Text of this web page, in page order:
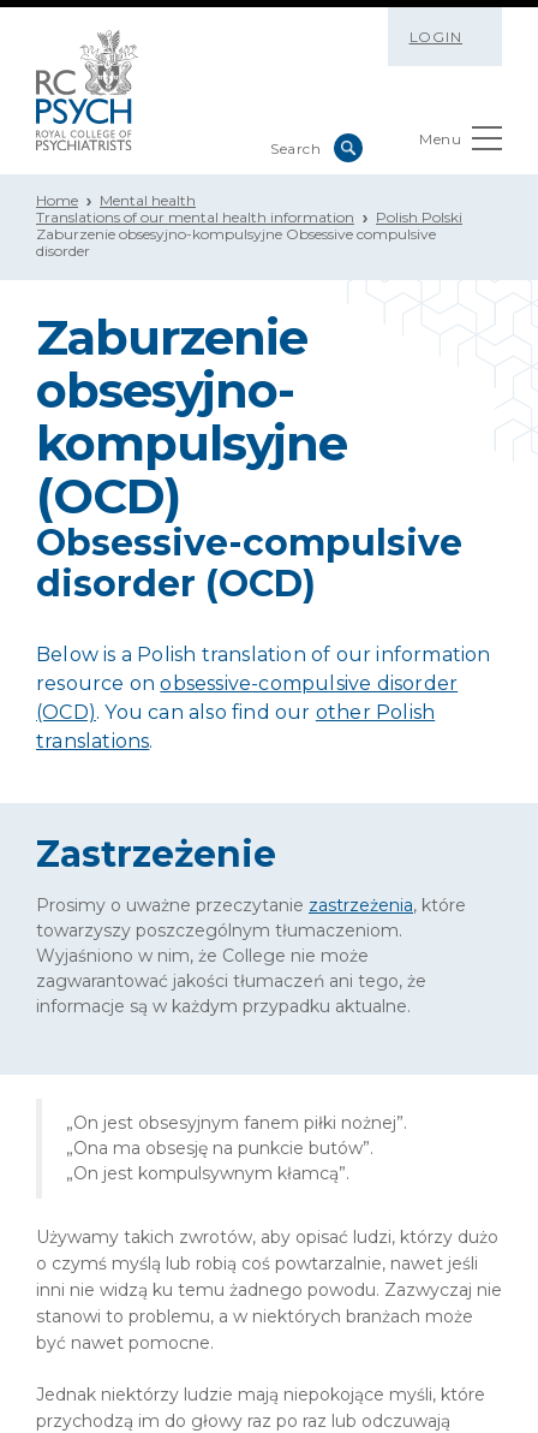
LOGIN
Menu
Home
Mental health
Translations of our mental health information
Polish Polski
Zaburzenie obsesyjno-kompulsyjne Obsessive compulsive
disorder
Zaburzenie
obsesyjno-
kompulsyjne
(OCD)
Obsessive-compulsive
disorder (OCD)
Below is a Polish translation of our information
resource onobsessive-compulsive disorder
(OCD). You can also find our other Polish
translations.
Zastrzeżenie
Prosimy o uważne przeczytanie zastrzeżenia, które
towarzyszy poszczególnym tłumaczeniom.
Wyjaśniono w nim, że College nie może
zagwarantować jakości tłumaczeń ani tego, że
informacje są w każdym przypadku aktualne.
„On jest obsesyjnym fanem piłki nożnej”.
„Ona ma obsesję na punkcie butów”.
„On jest kompulsywnym kłamcą”.
Używamy takich zwrotów, aby opisać ludzi, którzy dużo
o czymś myślą lub robią coś powtarzalnie, nawet jeśli
inni nie widzą ku temu żadnego powodu. Zazwyczaj nie
stanowi to problemu, a w niektórych branżach może
być nawet pomocne.
Jednak niektórzy ludzie mają niepokojące myśli, które
przychodzą im do głowy raz po raz lub odczuwają